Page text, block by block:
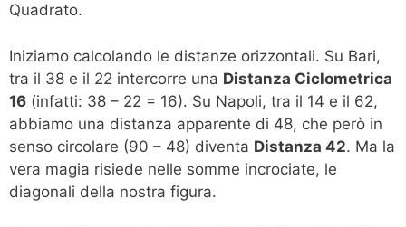
Quadrato.
Iniziamo calcolando le distanze orizzontali. Su Bari,
tra il 38 e il 22 intercorre una Distanza Ciclometrica
16 (infatti: 38 – 22 = 16). Su Napoli, tra il 14 e il 62,
abbiamo una distanza apparente di 48, che però in
senso circolare (90 – 48) diventa Distanza 42. Ma la
vera magia risiede nelle somme incrociate, le
diagonali della nostra figura.